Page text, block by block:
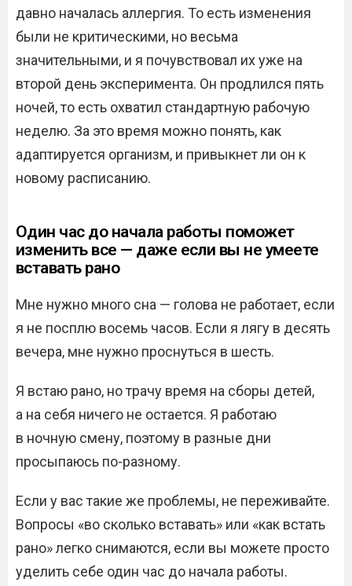
давно началась аллергия. То есть изменения
были не критическими, но весьма
значительными, и я почувствовал их уже на
второй день эксперимента. Он продлился пять
ночей, то есть охватил стандартную рабочую
неделю. За это время можно понять, как
адаптируется организм, и привыкнет ли он к
новому расписанию.
Один час до начала работы поможет
изменить все — даже если вы не умеете
вставать рано
Мне нужно много сна — голова не работает, если
я не посплю восемь часов. Если я лягу в десять
вечера, мне нужно проснуться в шесть.
Я встаю рано, но трачу время на сборы детей,
а на себя ничего не остается. Я работаю
в ночную смену, поэтому в разные дни
просыпаюсь по-разному.
Если у вас такие же проблемы, не переживайте.
Вопросы «во сколько вставать» или «как встать
рано» легко снимаются, если вы можете просто
уделить себе один час до начала работы.